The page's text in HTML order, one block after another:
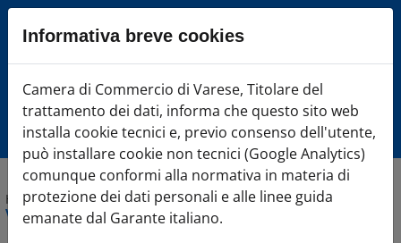
Sezione salto blocchi
Vai alla sezione dedicata alle informazioni correlate
Vai al footer
Camera di Commercio Varese
Home»Comunicazione»Agenda Eventi» EnergEtica 2023 -
Varese - Forum della transizione energetica
Informativa breve cookies
Camera di Commercio di Varese, Titolare del
trattamento dei dati, informa che questo sito web
installa cookie tecnici e, previo consenso dell'utente,
può installare cookie non tecnici (Google Analytics)
comunque conformi alla normativa in materia di
protezione dei dati personali e alle linee guida
emanate dal Garante italiano.